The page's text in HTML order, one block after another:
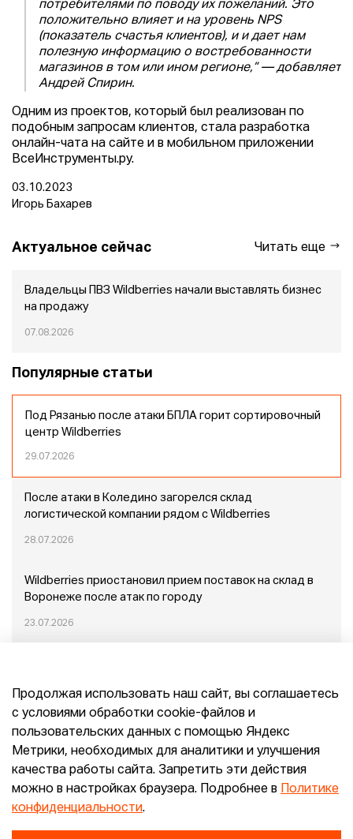
потребителями по поводу их пожеланий. Это
положительно влияет и на уровень NPS
(показатель счастья клиентов), и и дает нам
полезную информацию о востребованности
магазинов в том или ином регионе,” — добавляет
Андрей Спирин.
Одним из проектов, который был реализован по
подобным запросам клиентов, стала разработка
онлайн-чата на сайте и в мобильном приложении
ВсеИнструменты.ру.
03.10.2023
Игорь Бахарев
Актуальное сейчас Читать еще
Владельцы ПВЗ Wildberries начали выставлять бизнес
на продажу
07.08.2026
Популярные статьи
Под Рязанью после атаки БПЛА горит сортировочный
центр Wildberries
29.07.2026
После атаки в Коледино загорелся склад
логистической компании рядом с Wildberries
28.07.2026
Wildberries приостановил прием поставок на склад в
Воронеже после атак по городу
23.07.2026
Конец эпохи маркетплейсов: прогнозы сооснователя
Mr.Doors Максима Валецкого
26.06.2026
Продолжая использовать наш сайт, вы соглашаетесь
с условиями обработки cookie-файлов и
пользовательских данных с помощью Яндекс
Метрики, необходимых для аналитики и улучшения
качества работы сайта. Запретить эти действия
можно в настройках браузера. Подробнее в
Политике
конфиденциальности.